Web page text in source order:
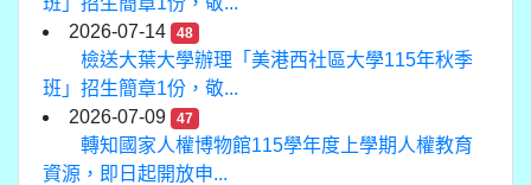
2026-07-14
48
檢送大葉大學辦理「美港西社區大學115年秋季
班」招生簡章1份，敬...
2026-07-09
47
轉知國家人權博物館115學年度上學期人權教育
資源，即日起開放申...